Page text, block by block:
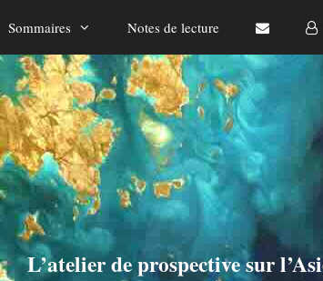
Sommaires Notes de lecture
L’atelier de prospective sur